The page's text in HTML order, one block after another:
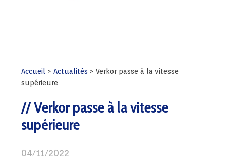
Accueil >Actualités >Verkor passe à la vitesse
supérieure
Verkor passe à la vitesse
supérieure
04/11/2022